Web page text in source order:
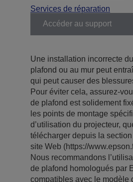
Services de réparation
Accéder au support
Une installation incorrecte
plafond ou au mur peut
qui peut causer des
Pour éviter cela, assurez-
de plafond est solidement
les points de montage
d’utilisation du projecteur,
télécharger depuis la
site Web (https://
Nous recommandons
de plafond homologués par
compatibles avec le modèle